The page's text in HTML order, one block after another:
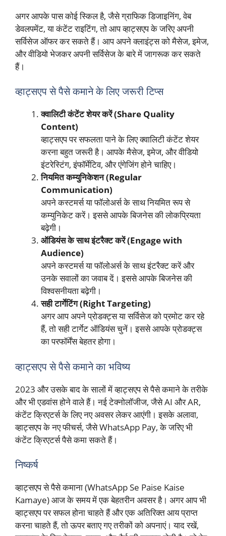
अगर आपके पास कोई स्किल है, जैसे ग्राफिक डिजाइनिंग, वेब
डेवलपमेंट, या कंटेंट राइटिंग, तो आप व्हाट्सएप के जरिए अपनी
सर्विसेज ऑफर कर सकते हैं। आप अपने क्लाइंट्स को मैसेज, इमेज,
और वीडियो भेजकर अपनी सर्विसेज के बारे में जागरूक कर सकते
हैं।
व्हाट्सएप से पैसे कमाने के लिए जरूरी टिप्स
क्वालिटी कंटेंट शेयर करें (Share Quality
Content)
व्हाट्सएप पर सफलता पाने के लिए क्वालिटी कंटेंट शेयर
करना बहुत जरूरी है। आपके मैसेज, इमेज, और वीडियो
इंटरेस्टिंग, इंफॉर्मेटिव, और एंगेजिंग होने चाहिए।
नियमित कम्युनिकेशन (Regular
Communication)
अपने कस्टमर्स या फॉलोअर्स के साथ नियमित रूप से
कम्युनिकेट करें। इससे आपके बिजनेस की लोकप्रियता
बढ़ेगी।
ऑडियंस के साथ इंटरैक्ट करें (Engage with
Audience)
अपने कस्टमर्स या फॉलोअर्स के साथ इंटरैक्ट करें और
उनके सवालों का जवाब दें। इससे आपके बिजनेस की
विश्वसनीयता बढ़ेगी।
सही टार्गेटिंग (Right Targeting)
अगर आप अपने प्रोडक्ट्स या सर्विसेज को प्रमोट कर रहे
हैं, तो सही टार्गेट ऑडियंस चुनें। इससे आपके प्रोडक्ट्स
का परफॉर्मेंस बेहतर होगा।
व्हाट्सएप से पैसे कमाने का भविष्य
2023 और उसके बाद के सालों में व्हाट्सएप से पैसे कमाने के तरीके
और भी एडवांस होने वाले हैं। नई टेक्नोलॉजीज, जैसे AI और AR,
कंटेंट क्रिएटर्स के लिए नए अवसर लेकर आएंगी। इसके अलावा,
व्हाट्सएप के नए फीचर्स, जैसे WhatsApp Pay, के जरिए भी
कंटेंट क्रिएटर्स पैसे कमा सकते हैं।
निष्कर्ष
व्हाट्सएप से पैसे कमाना (WhatsApp Se Paise Kaise
Kamaye) आज के समय में एक बेहतरीन अवसर है। अगर आप भी
व्हाट्सएप पर सफल होना चाहते हैं और एक अतिरिक्त आय प्राप्त
करना चाहते हैं, तो ऊपर बताए गए तरीकों को अपनाएं। याद रखें,